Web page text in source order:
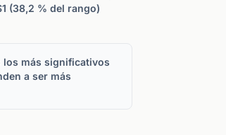
(38,2 % del rango)
los más significativos
a ser más